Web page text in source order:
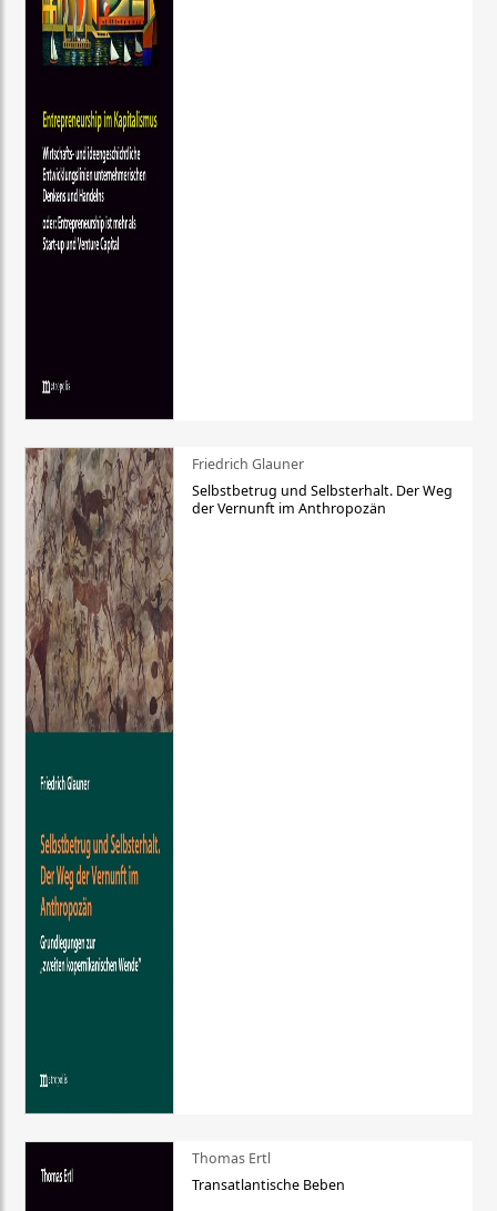
Friedrich Glauner
Selbstbetrug und Selbsterhalt. Der Weg
der Vernunft im Anthropozän
Thomas Ertl
Transatlantische Beben